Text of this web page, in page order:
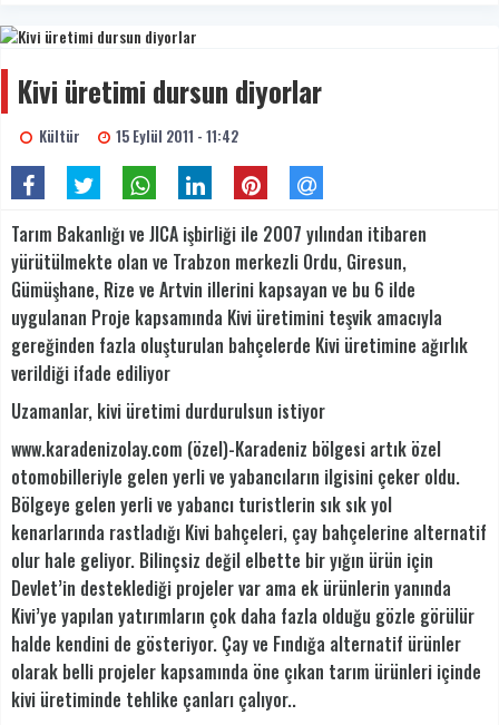
Kivi üretimi dursun diyorlar
Kültür 15 Eylül 2011 - 11:42
Tarım Bakanlığı ve JICA işbirliği ile 2007 yılından itibaren
yürütülmekte olan ve Trabzon merkezli Ordu, Giresun,
Gümüşhane, Rize ve Artvin illerini kapsayan ve bu 6 ilde
uygulanan Proje kapsamında Kivi üretimini teşvik amacıyla
gereğinden fazla oluşturulan bahçelerde Kivi üretimine ağırlık
verildiği ifade ediliyor
Uzamanlar, kivi üretimi durdurulsun istiyor
www.karadenizolay.com (özel)-Karadeniz bölgesi artık özel
otomobilleriyle gelen yerli ve yabancıların ilgisini çeker oldu.
Bölgeye gelen yerli ve yabancı turistlerin sık sık yol
kenarlarında rastladığı Kivi bahçeleri, çay bahçelerine alternatif
olur hale geliyor. Bilinçsiz değil elbette bir yığın ürün için
Devlet’in desteklediği projeler var ama ek ürünlerin yanında
Kivi’ye yapılan yatırımların çok daha fazla olduğu gözle görülür
halde kendini de gösteriyor. Çay ve Fındığa alternatif ürünler
olarak belli projeler kapsamında öne çıkan tarım ürünleri içinde
kivi üretiminde tehlike çanları çalıyor..